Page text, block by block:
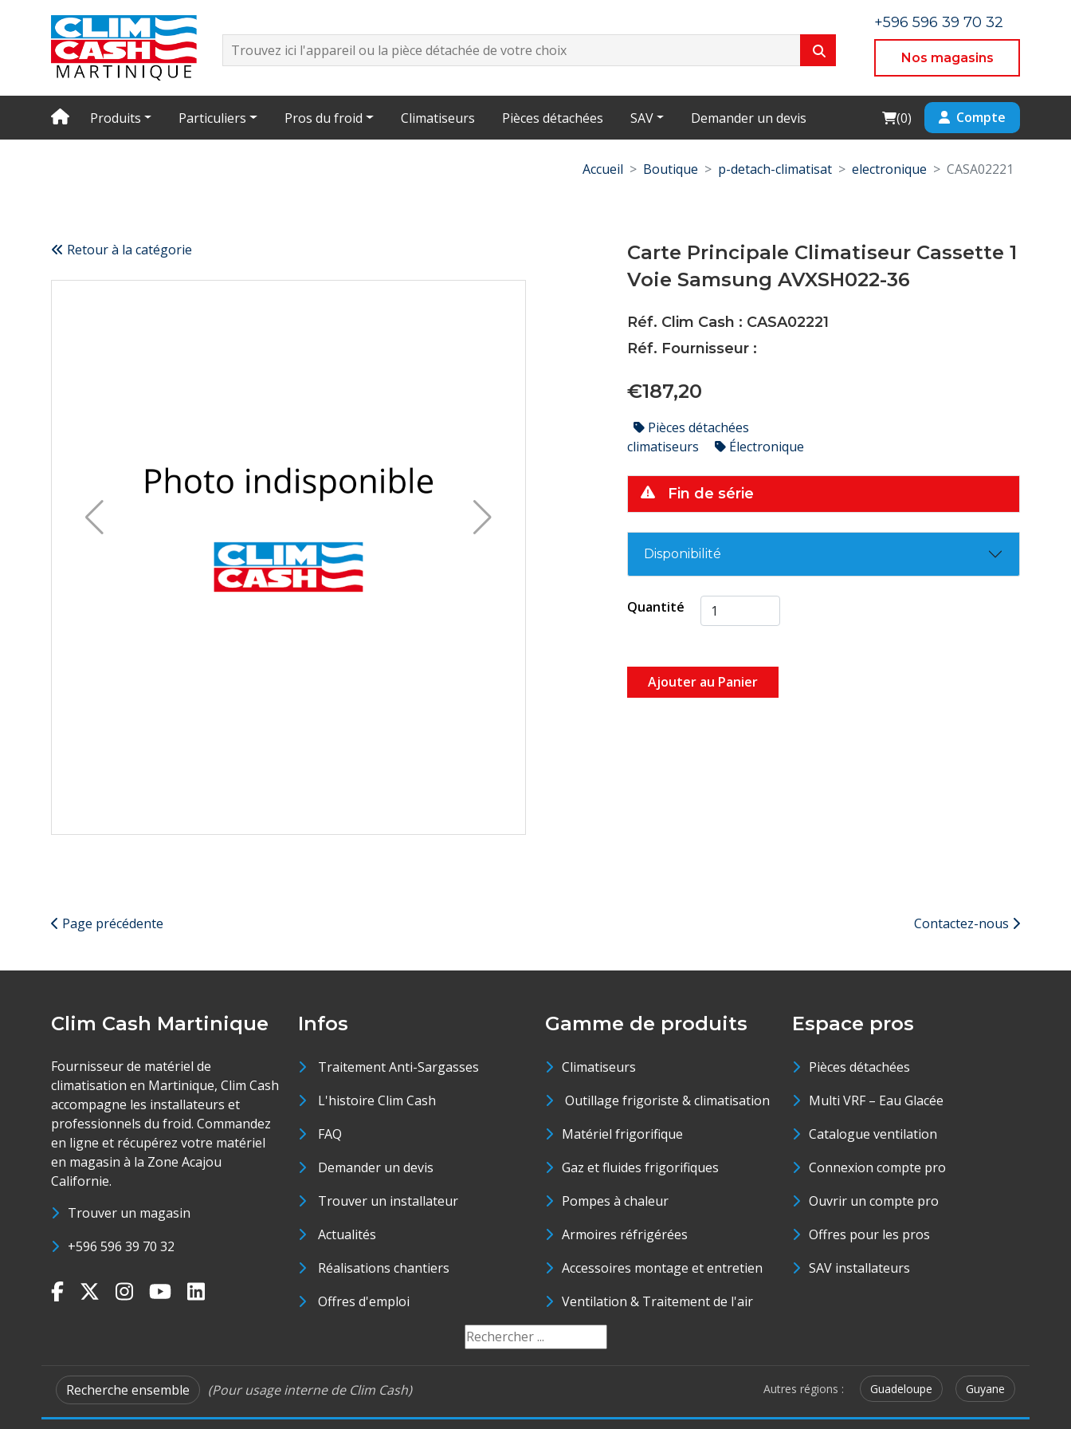
+596 596 39 70 32
Nos magasins
Produits Particuliers Pros du froid Climatiseurs Pièces détachées SAV Demander un devis Cart
(0) Compte
Accueil Boutique p-detach-climatisat electronique CASA02221
Retour à la catégorie
Carte Principale Climatiseur Cassette 1
Voie Samsung AVXSH022-36
Réf. Clim Cash : CASA02221
Réf. Fournisseur :
€187,20
Pièces détachées
climatiseurs
Électronique
Fin de série
Disponibilité
Quantité
Ajouter au Panier
Page précédente Contactez-nous
Clim Cash Martinique
Fournisseur de matériel de
climatisation en Martinique, Clim Cash
accompagne les installateurs et
professionnels du froid. Commandez
en ligne et récupérez votre matériel
en magasin à la Zone Acajou
Californie.
Trouver un magasin
+596 596 39 70 32
Infos
Traitement Anti-Sargasses
L'histoire Clim Cash
FAQ
Demander un devis
Trouver un installateur
Actualités
Réalisations chantiers
Offres d'emploi
Gamme de produits
Climatiseurs
Outillage frigoriste & climatisation
Matériel frigorifique
Gaz et fluides frigorifiques
Pompes à chaleur
Armoires réfrigérées
Accessoires montage et entretien
Ventilation & Traitement de l'air
Espace pros
Pièces détachées
Multi VRF – Eau Glacée
Catalogue ventilation
Connexion compte pro
Ouvrir un compte pro
Offres pour les pros
SAV installateurs
Recherche ensemble (Pour usage interne de Clim Cash) Autres régions : Guadeloupe Guyane